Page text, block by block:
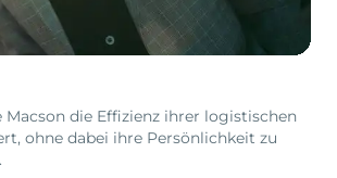
Macson die Effizienz ihrer logistischen
ohne dabei ihre Persönlichkeit zu